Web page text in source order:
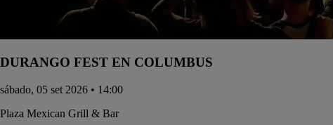
DURANGO FEST EN COLUMBUS
sábado, 05 set 2026 • 14:00
Plaza Mexican Grill & Bar